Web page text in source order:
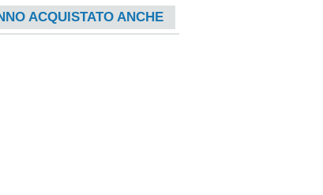
ACQUISTATO ANCHE